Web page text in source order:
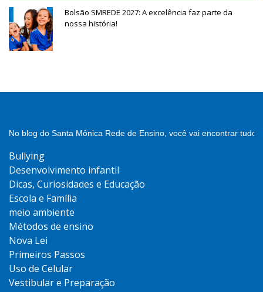
Bolsão SMREDE 2027: A excelência faz parte da
nossa história!
No blog do Santa Mônica Rede de Ensino, você vai encontrar
Bullying
Desenvolvimento infantil
Dicas, Curiosidades e Educação
Escola e Família
meio ambiente
Métodos de ensino
Nova Lei
Primeiros Passos
Uso de Celular
Vestibular e Preparação